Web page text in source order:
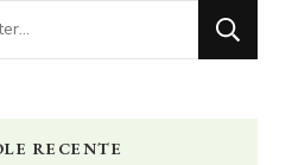
RECENTE